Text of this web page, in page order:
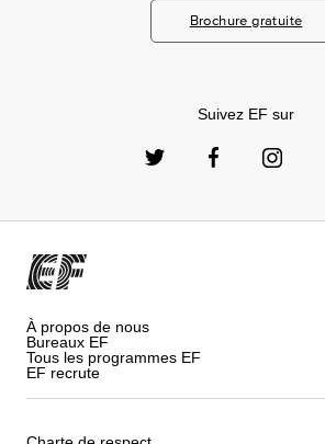
Brochure gratuite
Suivez EF sur
À propos de nous
Bureaux EF
Tous les programmes EF
EF recrute